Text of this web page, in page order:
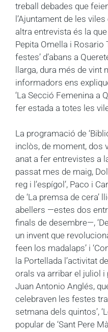
treball debades que
l’Ajuntament de les
altra entrevista és la
Pepita Omella i Rosario
festes’ d’abans a
llarga, dura més de vint
informadors ens
‘La Secció Femenina a
fer estada a totes les
La programació de
inclòs, de moment, dos
anat a fer entrevistes a
passat mes de maig,
reg i l’espígol’, Paco i
de ‘La premsa de cera’
abellers —estes dos
finals de desembre—,
un invent que
feen los madalaps’ i
la Portellada l’activitat
orals va arribar el juliol i
Juan Antonio Anglés,
celebraven les festes
setmana dels quintos’,
popular de ‘Sant Pere